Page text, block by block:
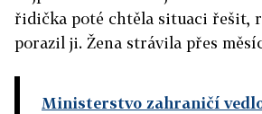
řidička poté chtěla situaci řešit,
porazil ji. Žena strávila přes
Ministerstvo zahraničí